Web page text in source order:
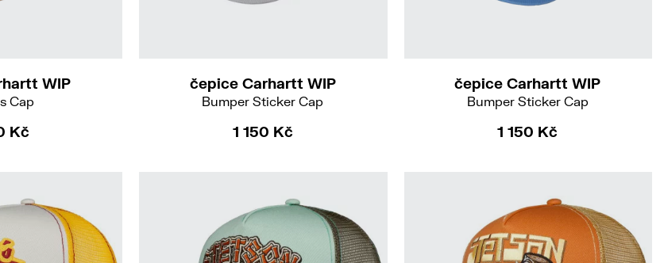
WIP
Cap
Kč
čepice Carhartt WIP
Bumper Sticker Cap
1 150 Kč
čepice Carhartt WIP
Bumper Sticker Cap
1 150 Kč